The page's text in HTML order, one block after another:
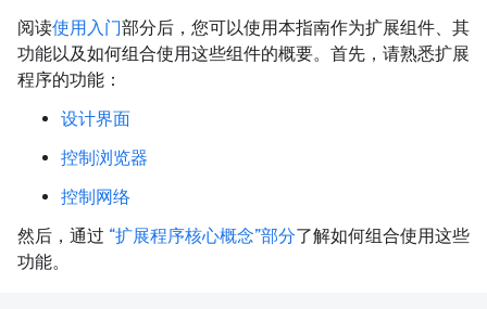
阅读使用入门部分后，您可以使用本指南作为扩展组件、其
功能以及如何组合使用这些组件的概要。首先，请熟悉扩展
程序的功能：
设计界面
控制浏览器
控制网络
然后，通过 “扩展程序核心概念”部分了解如何组合使用这些
功能。